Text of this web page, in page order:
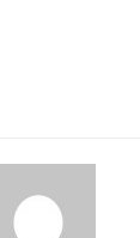
PhotoCard